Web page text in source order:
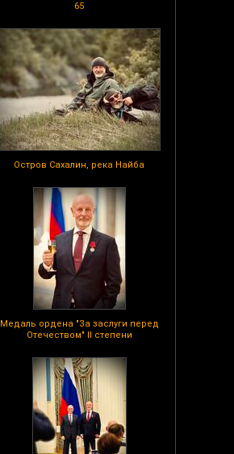
65
Остров Сахалин, река Найба
Медаль ордена "За заслуги перед
Отечеством" II степени